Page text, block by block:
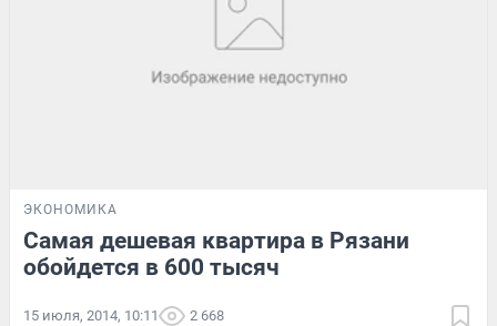
ЭКОНОМИКА
Самая дешевая квартира в Рязани
обойдется в 600 тысяч
15 июля, 2014, 10:11 2 668